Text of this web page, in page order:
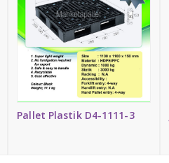
Pallet Plastik D4-1111-3